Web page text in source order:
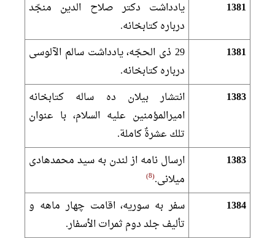
1381
يادداشت دكتر صلاح الدين منجّد
درباره كتابخانه.
1381
29 ذى الحجّه، يادداشت سالم الآلوسى
درباره كتابخانه.
1383
انتشار بيلان ده ساله كتابخانه
اميرالمؤمنين عليه السلام، با عنوان
تلك عشرةٌ كاملة.
1383
ارسال نامه از لندن به سيد محمدهادى
ميلانى. 8
1384
سفر به سوريه، اقامت چهار ماهه و
تأليف جلد دوم ثمرات الأسفار.